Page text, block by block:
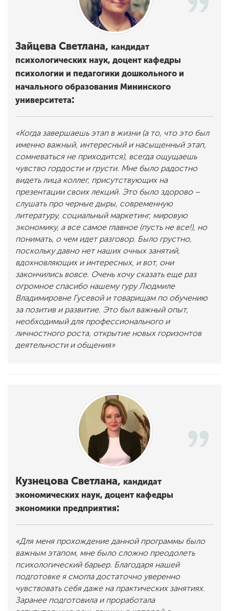
Зайцева Светлана, кандидат
психологических наук, доцент кафедры
психологии и педагогики дошкольного и
начального образования Мининского
университета:
«Когда завершаешь этап в жизни (а то, что это был
именно важный, интересный и насыщенный этап,
сомневаться не приходится), всегда ощущаешь
чувство гордости и грусти. Мне было радостно
видеть лица коллег, присутствующих на
презентации своих лекций. Это было здорово –
слушать про черные дыры, современную
литературу, социальный маркетинг, мировую
экономику, а все самое главное (пусть не все!), но
понимать, о чем идет разговор. Было грустно,
поскольку давно нет наших очных занятий,
вдохновляющих и интересных, и вот, они
закончились вовсе. Очень хочу сказать еще раз
огромное спасибо нашему гуру Людмиле
Владимировне Гусевой и товарищам по обучению
за позитив и развитие. Это был важный опыт,
необходимый для профессионального и
личностного роста, открытие новых горизонтов
деятельности и общения»
Кузнецова Светлана, кандидат
экономических наук, доцент кафедры
экономики предприятия:
«Для меня прохождение данной программы было
важным этапом, мне было сложно преодолеть
психологический барьер. Благодаря нашей
подготовке я смогла достаточно уверенно
чувствовать себя даже на практических занятиях.
Заранее подготовила и проработала